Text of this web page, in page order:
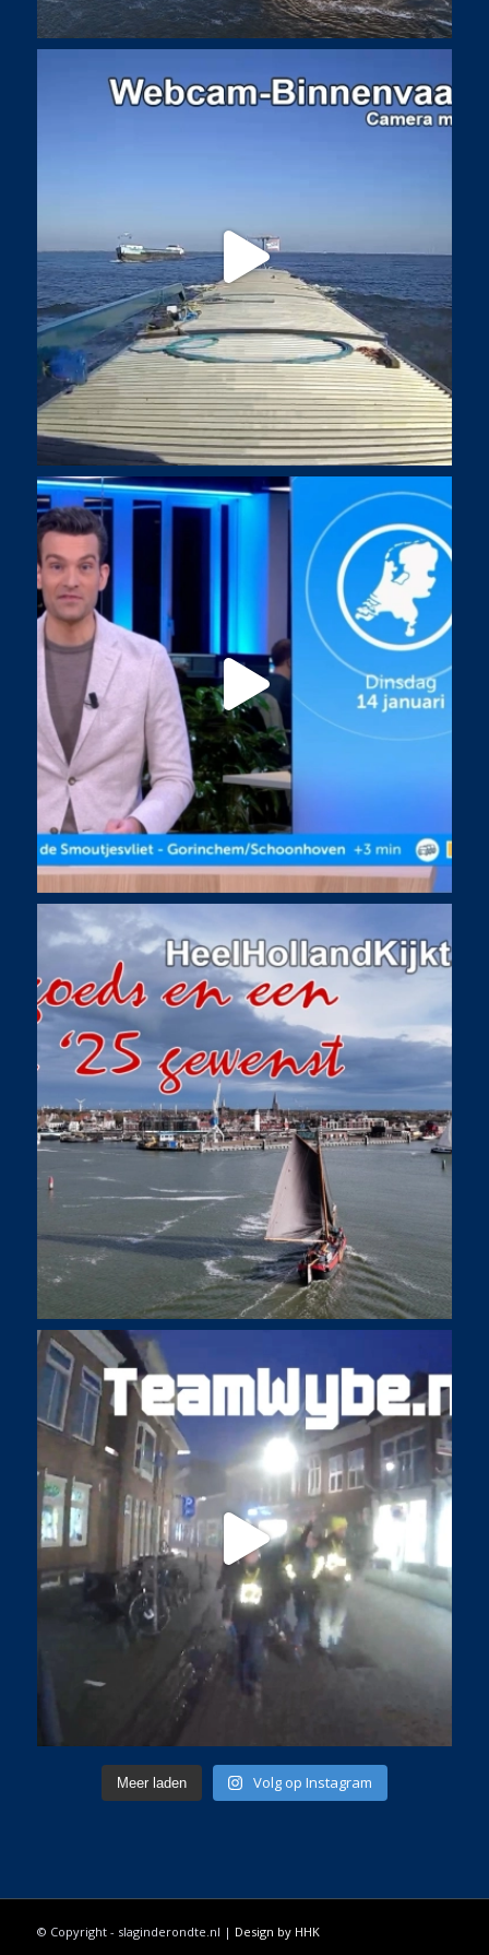
Meer laden Volg op Instagram
© Copyright - slaginderondte.nl | Design by HHK